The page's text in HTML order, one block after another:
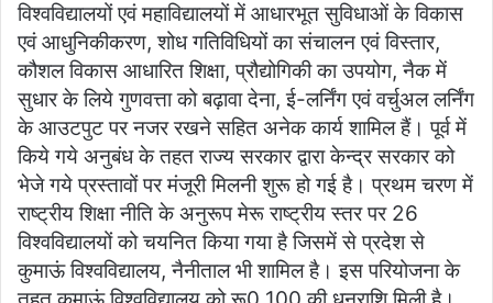
विश्वविद्यालयों एवं महाविद्यालयों में आधारभूत सुविधाओं के विकास
एवं आधुनिकीकरण, शोध गतिविधियों का संचालन एवं विस्तार,
कौशल विकास आधारित शिक्षा, प्रौद्योगिकी का उपयोग, नैक में
सुधार के लिये गुणवत्ता को बढ़ावा देना, ई-लर्निंग एवं वर्चुअल लर्निंग
के आउटपुट पर नजर रखने सहित अनेक कार्य शामिल हैं। पूर्व में
किये गये अनुबंध के तहत राज्य सरकार द्वारा केन्द्र सरकार को
भेजे गये प्रस्तावों पर मंजूरी मिलनी शुरू हो गई है। प्रथम चरण में
राष्ट्रीय शिक्षा नीति के अनुरूप मेरू राष्ट्रीय स्तर पर 26
विश्वविद्यालयों को चयनित किया गया है जिसमें से प्रदेश से
कुमाऊं विश्वविद्यालय, नैनीताल भी शामिल है। इस परियोजना के